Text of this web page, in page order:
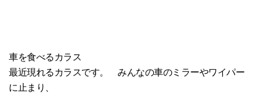
車を食べるカラス
最近現れるカラスです。 みんなの車のミラーやワイパー
に止まり、